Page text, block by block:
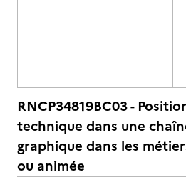
RNCP34819BC03 -
technique dans une
graphique dans les
ou animée